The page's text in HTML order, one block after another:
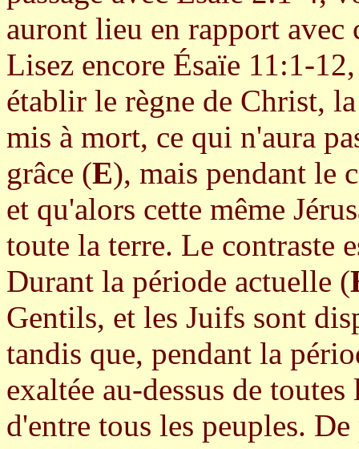
auront lieu en rapport avec
Lisez encore Ésaïe 11:1-
établir le règne de Christ,
mis à mort, ce qui n'aura
grâce (E), mais pendant le
et qu'alors cette même
toute la terre. Le contraste
Durant la période actuelle (
Gentils, et les Juifs sont
tandis que, pendant la
exaltée au-dessus de
d'entre tous les peuples.